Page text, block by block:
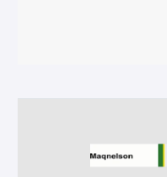
PROPRIEDADE